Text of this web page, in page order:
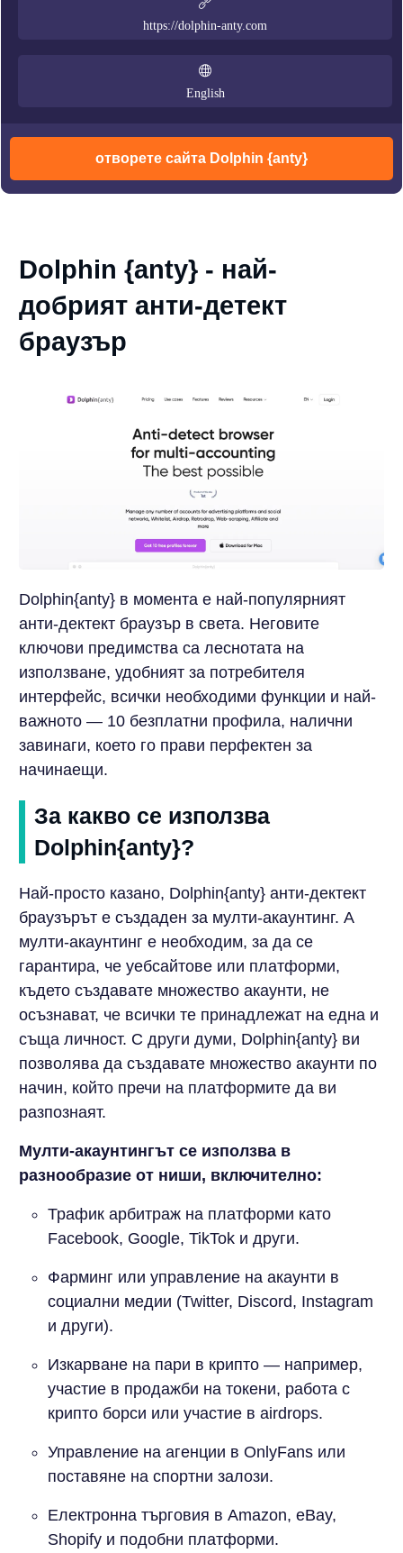
https://dolphin-anty.com
English
отворете сайта Dolphin {anty}
Dolphin {anty} - най-
добрият анти-детект
браузър
Dolphin{anty} в момента е най-популярният
анти-дектект браузър в света. Неговите
ключови предимства са леснотата на
използване, удобният за потребителя
интерфейс, всички необходими функции и най-
важното — 10 безплатни профила, налични
завинаги, което го прави перфектен за
начинаещи.
За какво се използва
Dolphin{anty}?
Най-просто казано, Dolphin{anty} анти-дектект
браузърът е създаден за мулти-акаунтинг. А
мулти-акаунтинг е необходим, за да се
гарантира, че уебсайтове или платформи,
където създавате множество акаунти, не
осъзнават, че всички те принадлежат на една и
съща личност. С други думи, Dolphin{anty} ви
позволява да създавате множество акаунти по
начин, който пречи на платформите да ви
разпознаят.
Мулти-акаунтингът се използва в
разнообразие от ниши, включително:
Трафик арбитраж на платформи като
Facebook, Google, TikTok и други.
Фарминг или управление на акаунти в
социални медии (Twitter, Discord, Instagram
и други).
Изкарване на пари в крипто — например,
участие в продажби на токени, работа с
крипто борси или участие в airdrops.
Управление на агенции в OnlyFans или
поставяне на спортни залози.
Електронна търговия в Amazon, eBay,
Shopify и подобни платформи.